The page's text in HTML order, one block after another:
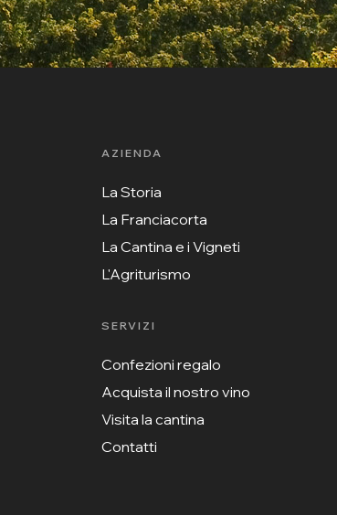
AZIENDA
La Storia
La Franciacorta
La Cantina e i Vigneti
L'Agriturismo
SERVIZI
Confezioni regalo
Acquista il nostro vino
Visita la cantina
Contatti